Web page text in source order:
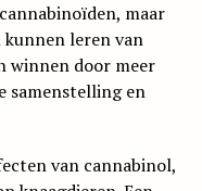
maar
leren van
winnen door meer
samenstelling en
van cannabinol,